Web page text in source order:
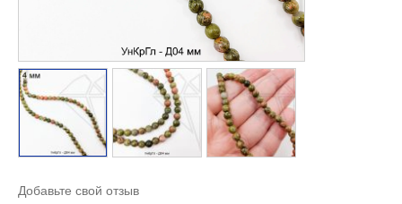
Добавьте свой отзыв